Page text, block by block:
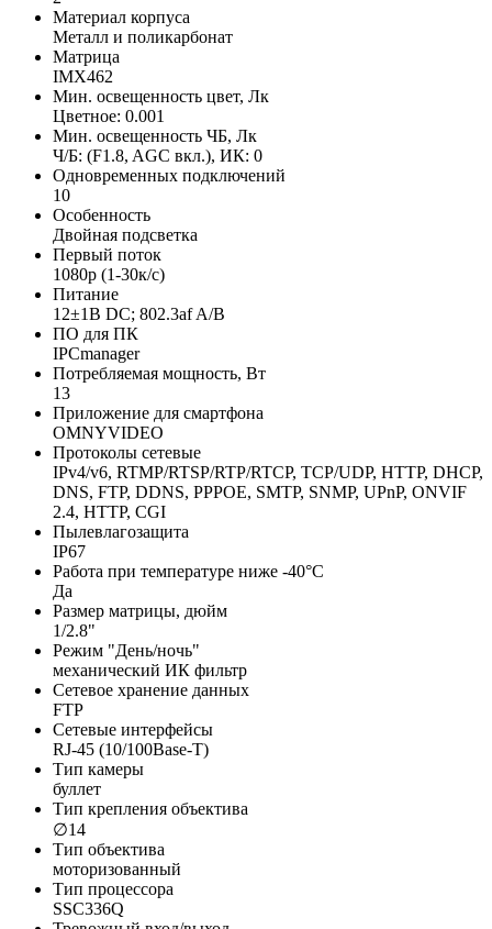
Материал корпуса
Металл и поликарбонат
Матрица
IMX462
Мин. освещенность цвет, Лк
Цветное: 0.001
Мин. освещенность ЧБ, Лк
Ч/Б: (F1.8, AGC вкл.), ИК: 0
Одновременных подключений
10
Особенность
Двойная подсветка
Первый поток
1080p (1-30к/с)
Питание
12±1В DC; 802.3af A/B
ПО для ПК
IPCmanager
Потребляемая мощность, Вт
13
Приложение для смартфона
OMNYVIDEO
Протоколы сетевые
IPv4/v6, RTMP/RTSP/RTP/RTCP, TCP/UDP, HTTP, DHCP,
DNS, FTP, DDNS, PPPOE, SMTP, SNMP, UPnP, ONVIF
2.4, HTTP, CGI
Пылевлагозащита
IP67
Работа при температуре ниже -40°C
Да
Размер матрицы, дюйм
1/2.8"
Режим "День/ночь"
механический ИК фильтр
Сетевое хранение данных
FTP
Сетевые интерфейсы
RJ-45 (10/100Base-T)
Тип камеры
буллет
Тип крепления объектива
∅14
Тип объектива
моторизованный
Тип процессора
SSC336Q